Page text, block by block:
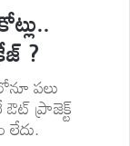
?
పలు
ప్రాజెక్ట్
లేదు.